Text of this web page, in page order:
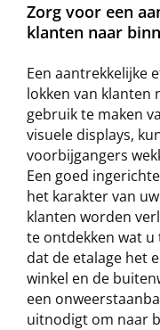
Zorg voor een
klanten naar
Een aantrekkelijke
lokken van klanten
gebruik te maken
visuele displays,
voorbijgangers
Een goed
het karakter van
klanten worden
te ontdekken wat
dat de etalage het
winkel en de
een
uitnodigt om naar